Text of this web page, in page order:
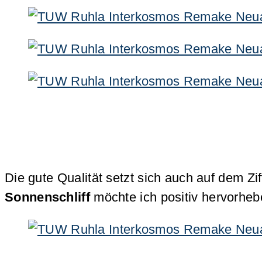
Die gute Qualität setzt sich auch auf dem
Sonnenschliffmöchte ich positiv